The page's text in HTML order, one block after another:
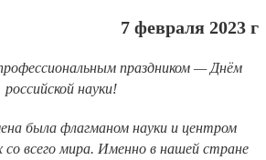
7 февраля 2023 г
праздником — Днём
российской науки!
была флагманом науки и центром
всего мира. Именно в нашей стране